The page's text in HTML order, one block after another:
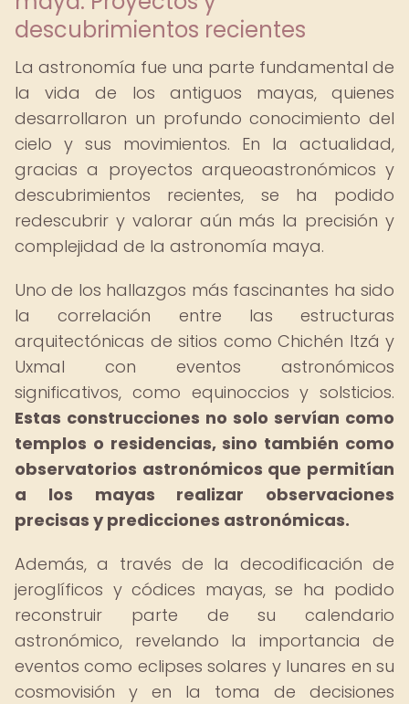
descubrimientos recientes
La astronomía fue una parte fundamental de
la vida de los antiguos mayas, quienes
desarrollaron un profundo conocimiento del
cielo y sus movimientos. En la actualidad,
gracias a proyectos arqueoastronómicos y
descubrimientos recientes, se ha podido
redescubrir y valorar aún más la precisión y
complejidad de la astronomía maya.
Uno de los hallazgos más fascinantes ha sido
la correlación entre las estructuras
arquitectónicas de sitios como Chichén Itzá y
Uxmal con eventos astronómicos
significativos, como equinoccios y solsticios.
Estas construcciones no solo servían como
templos o residencias, sino también como
observatorios astronómicos que permitían
a los mayas realizar observaciones
precisas y predicciones astronómicas.
Además, a través de la decodificación de
jeroglíficos y códices mayas, se ha podido
reconstruir parte de su calendario
astronómico, revelando la importancia de
eventos como eclipses solares y lunares en su
cosmovisión y en la toma de decisiones